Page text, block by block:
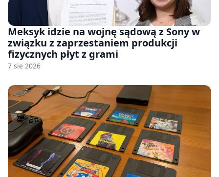
Meksyk idzie na wojnę sądową z Sony w
związku z zaprzestaniem produkcji
fizycznych płyt z grami
7 sie 2026